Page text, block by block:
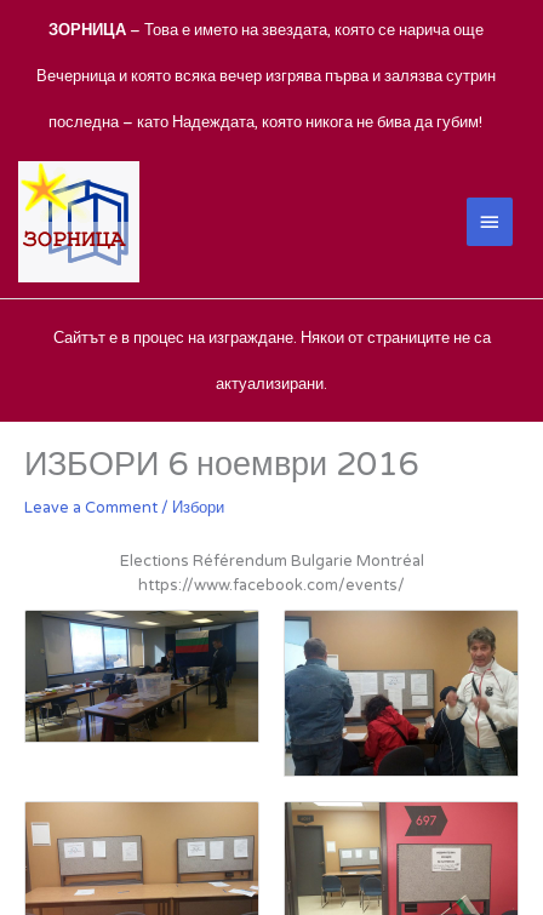
ЗОРНИЦА– Това е името на звездата, която се нарича още
Вечерница и която всяка вечер изгрява първа и залязва сутрин
последна – като Надеждата, която никога не бива да губим!
MAIN
Сайтът е в процес на изграждане. Някои от страниците не са
актуализирани.
ИЗБОРИ 6 ноември 2016
Leave a Comment / Избори
Elections Référendum Bulgarie Montréal
https://www.facebook.com/events/